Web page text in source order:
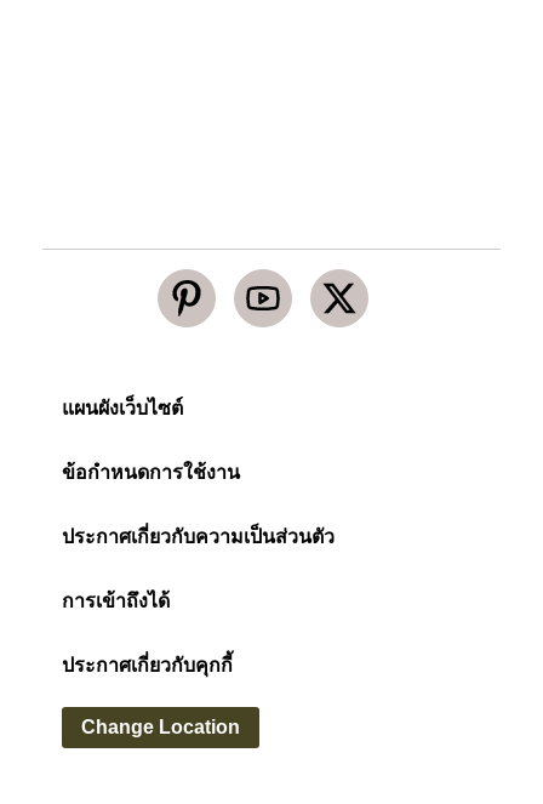
แผนผังเว็บไซต์
ข้อกำหนดการใช้งาน
ประกาศเกี่ยวกับความเป็นส่วนตัว
การเข้าถึงได้
ประกาศเกี่ยวกับคุกกี้
Change Location